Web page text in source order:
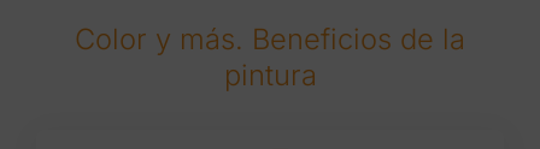
Color y más. Beneficios de la
pintura